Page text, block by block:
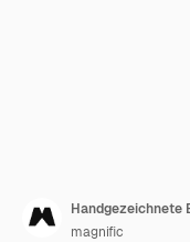
Handgezeichnete
magnific